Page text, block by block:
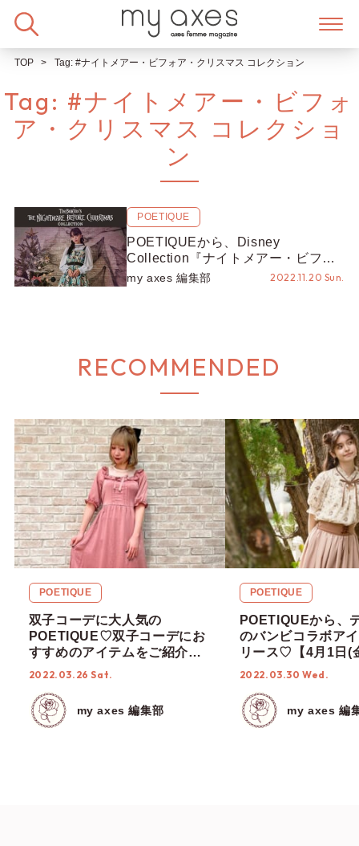
TOP Tag: #ナイトメアー・ビフォア・クリスマス コレクション
Tag: #ナイトメアー・ビフォ
ア・クリスマス コレクショ
ン
POETIQUE
POETIQUEから、Disney
Collection『ナイトメアー・ビフォ
ア・クリスマス』が新登場♡
my axes 編集部 2022.11.20 Sun.
RECOMMENDED
POETIQUE
双子コーデに大人気の
POETIQUE♡双子コーデにお
すすめのアイテムをご紹介！
【2022年 春】
2022.03.26 Sat.
my axes 編集部
POETIQUE
POETIQUEから、
のバンビコラボア
リース♡【4月1日(
始】
2022.03.30 Wed.
my axes 編